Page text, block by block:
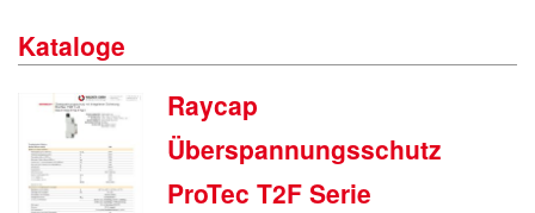
DATENSCHUTZ
Kataloge
Raycap
Überspannungsschutz
ProTec T2F Serie